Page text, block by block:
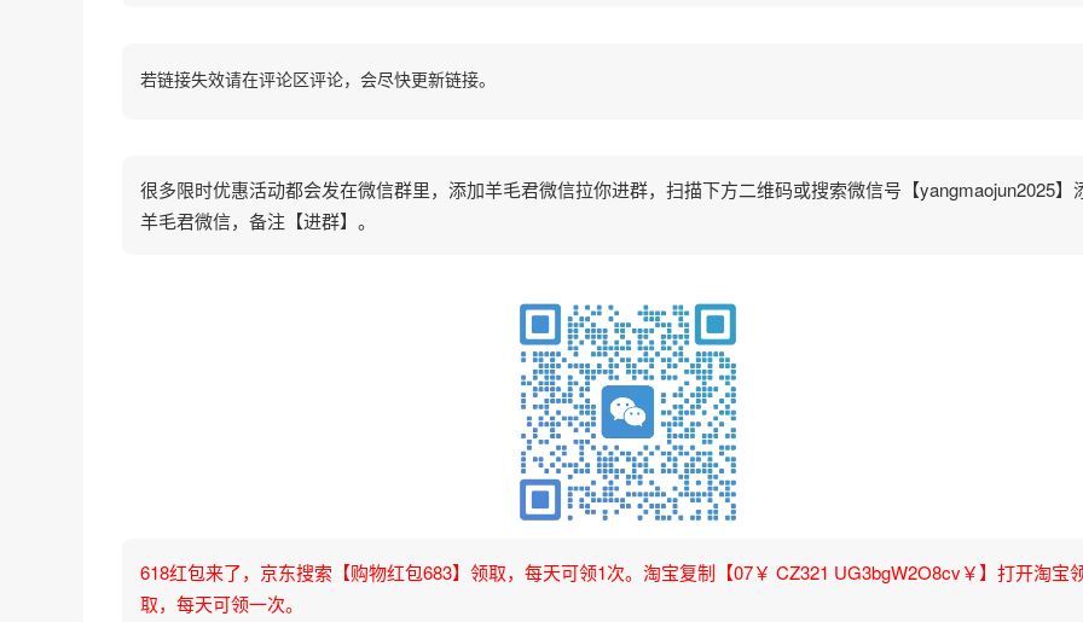
若链接失效请在评论区评论，会尽快更新链接。
很多限时优惠活动都会发在微信群里，添加羊毛君微信拉你进群，扫描下方二维码或搜索微信号【yangmaojun2025】
羊毛君微信，备注【进群】。
618红包来了，京东搜索【购物红包683】领取，每天可领1次。淘宝复制【07￥ CZ321 UG3bgW2O8cv￥】打开淘宝
取，每天可领一次。